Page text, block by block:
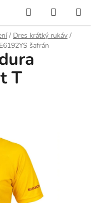
Hledat
KOŠÍK
/ Dres krátký rukáv /
šafrán
T